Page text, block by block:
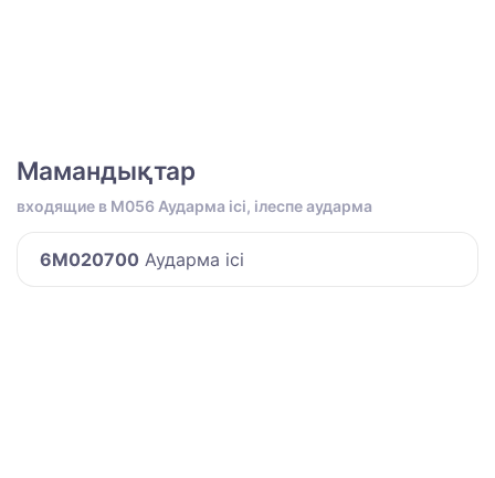
Мамандықтар
входящие в M056 Аударма ісі, ілеспе аударма
6M020700 Аударма ісі